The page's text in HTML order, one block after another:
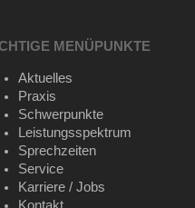
MENÜPUNKTE
Aktuelles
Praxis
Schwerpunkte
Leistungsspektrum
Sprechzeiten
Service
Karriere / Jobs
Kontakt